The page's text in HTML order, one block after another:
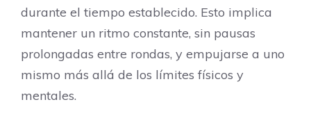
durante el tiempo establecido. Esto implica
mantener un ritmo constante, sin pausas
prolongadas entre rondas, y empujarse a uno
mismo más allá de los límites físicos y
mentales.